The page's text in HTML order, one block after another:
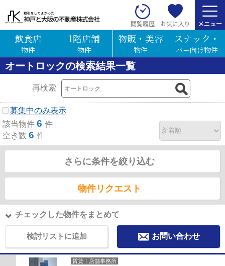
閲覧履歴 お気に入り
飲食店
物件
1階店舗
物件
物販・美容
物件
スナック・
バー向け物件
オートロックの検索結果一覧
再検索
募集中のみ表示
該当物件 6 件
空き数 6 件
さらに条件を絞り込む
物件リクエスト
チェックした物件をまとめて
検討リストに追加 お問い合わせ
賃貸｜店舗事務所